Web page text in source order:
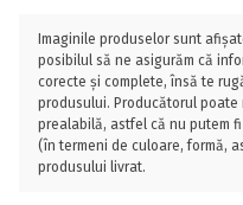
Imaginile produselor sunt
posibilul să ne asigurăm că
corecte și complete, însă te
produsului. Producătorul
prealabilă, astfel că nu putem
(în termeni de culoare, formă,
produsului livrat.